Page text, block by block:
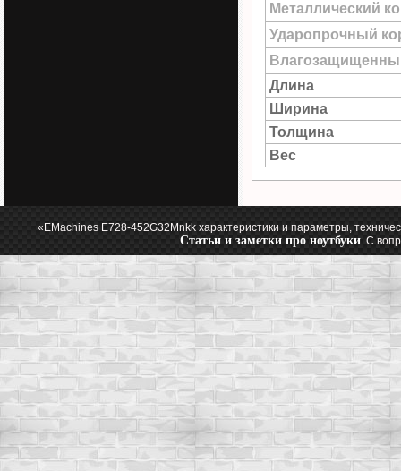
Металлический
Ударопрочный
Длина
Ширина
Толщина
Вес
«EMachines E728-452G32Mnkk характеристики и параметры,
Статьи и заметки про ноутбуки. С